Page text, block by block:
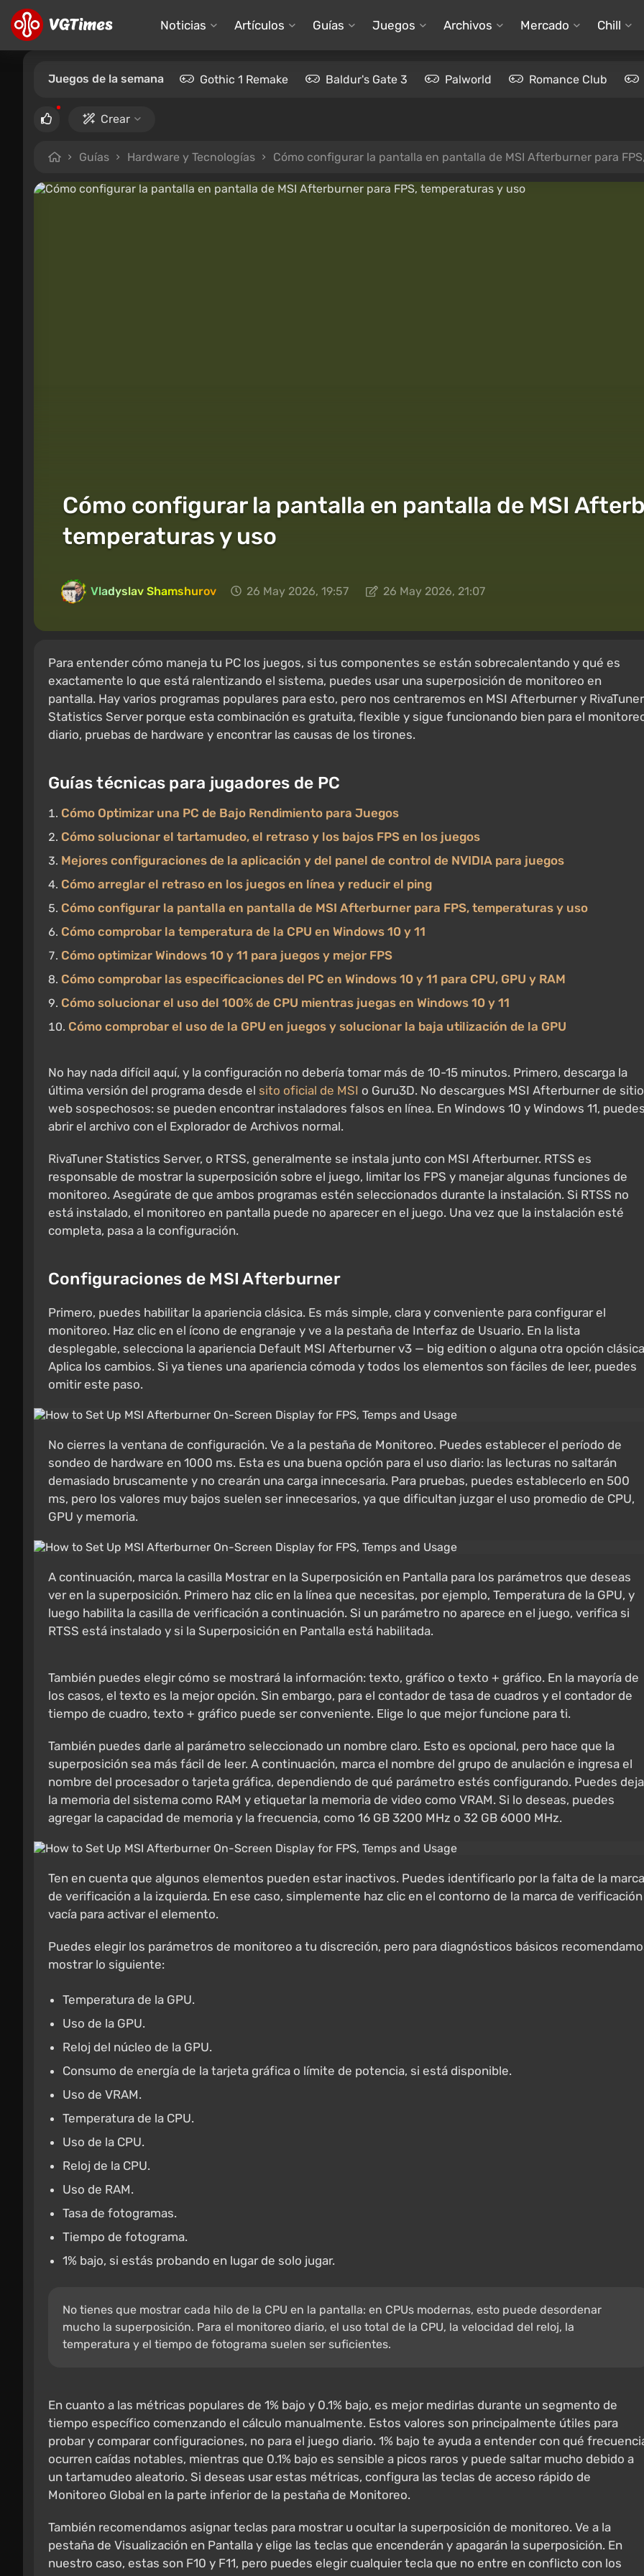
Noticias Artículos Guías Juegos Archivos Mercado Chill
Juegos de la semana Gothic 1 Remake Baldur's Gate 3 Palworld Romance Club
Crear
Guías Hardware y Tecnologías Cómo configurar la pantalla en pantalla de MSI Afterburner para
Cómo configurar la pantalla en pantalla de MSI
temperaturas y uso
Vladyslav Shamshurov 26 May 2026, 19:57 26 May 2026, 21:07
Para entender cómo maneja tu PC los juegos, si tus componentes se están sobrecalentando y qué es
exactamente lo que está ralentizando el sistema, puedes usar una superposición de monitoreo en
pantalla. Hay varios programas populares para esto, pero nos centraremos en MSI Afterburner y RivaTuner
Statistics Server porque esta combinación es gratuita, flexible y sigue funcionando bien para el
diario, pruebas de hardware y encontrar las causas de los tirones.
Guías técnicas para jugadores de PC
Cómo Optimizar una PC de Bajo Rendimiento para Juegos
Cómo solucionar el tartamudeo, el retraso y los bajos FPS en los juegos
Mejores configuraciones de la aplicación y del panel de control de NVIDIA para juegos
Cómo arreglar el retraso en los juegos en línea y reducir el ping
Cómo configurar la pantalla en pantalla de MSI Afterburner para FPS, temperaturas y uso
Cómo comprobar la temperatura de la CPU en Windows 10 y 11
Cómo optimizar Windows 10 y 11 para juegos y mejor FPS
Cómo comprobar las especificaciones del PC en Windows 10 y 11 para CPU, GPU y RAM
Cómo solucionar el uso del 100% de CPU mientras juegas en Windows 10 y 11
Cómo comprobar el uso de la GPU en juegos y solucionar la baja utilización de la GPU
No hay nada difícil aquí, y la configuración no debería tomar más de 10-15 minutos. Primero, descarga la
última versión del programa desde el sito oficial de MSI o Guru3D. No descargues MSI Afterburner de
web sospechosos: se pueden encontrar instaladores falsos en línea. En Windows 10 y Windows 11,
abrir el archivo con el Explorador de Archivos normal.
RivaTuner Statistics Server, o RTSS, generalmente se instala junto con MSI Afterburner. RTSS es
responsable de mostrar la superposición sobre el juego, limitar los FPS y manejar algunas funciones de
monitoreo. Asegúrate de que ambos programas estén seleccionados durante la instalación. Si RTSS no
está instalado, el monitoreo en pantalla puede no aparecer en el juego. Una vez que la instalación esté
completa, pasa a la configuración.
Configuraciones de MSI Afterburner
Primero, puedes habilitar la apariencia clásica. Es más simple, clara y conveniente para configurar el
monitoreo. Haz clic en el ícono de engranaje y ve a la pestaña de Interfaz de Usuario. En la lista
desplegable, selecciona la apariencia Default MSI Afterburner v3 — big edition o alguna otra opción
Aplica los cambios. Si ya tienes una apariencia cómoda y todos los elementos son fáciles de leer, puedes
omitir este paso.
No cierres la ventana de configuración. Ve a la pestaña de Monitoreo. Puedes establecer el período de
sondeo de hardware en 1000 ms. Esta es una buena opción para el uso diario: las lecturas no saltarán
demasiado bruscamente y no crearán una carga innecesaria. Para pruebas, puedes establecerlo en 500
ms, pero los valores muy bajos suelen ser innecesarios, ya que dificultan juzgar el uso promedio de CPU,
GPU y memoria.
A continuación, marca la casilla Mostrar en la Superposición en Pantalla para los parámetros que deseas
ver en la superposición. Primero haz clic en la línea que necesitas, por ejemplo, Temperatura de la GPU, y
luego habilita la casilla de verificación a continuación. Si un parámetro no aparece en el juego, verifica si
RTSS está instalado y si la Superposición en Pantalla está habilitada.
También puedes elegir cómo se mostrará la información: texto, gráfico o texto + gráfico. En la mayoría de
los casos, el texto es la mejor opción. Sin embargo, para el contador de tasa de cuadros y el contador de
tiempo de cuadro, texto + gráfico puede ser conveniente. Elige lo que mejor funcione para ti.
También puedes darle al parámetro seleccionado un nombre claro. Esto es opcional, pero hace que la
superposición sea más fácil de leer. A continuación, marca el nombre del grupo de anulación e ingresa el
nombre del procesador o tarjeta gráfica, dependiendo de qué parámetro estés configurando. Puedes
la memoria del sistema como RAM y etiquetar la memoria de video como VRAM. Si lo deseas, puedes
agregar la capacidad de memoria y la frecuencia, como 16 GB 3200 MHz o 32 GB 6000 MHz.
Ten en cuenta que algunos elementos pueden estar inactivos. Puedes identificarlo por la falta de la marca
de verificación a la izquierda. En ese caso, simplemente haz clic en el contorno de la marca de verificación
vacía para activar el elemento.
Puedes elegir los parámetros de monitoreo a tu discreción, pero para diagnósticos básicos
mostrar lo siguiente:
Temperatura de la GPU.
Uso de la GPU.
Reloj del núcleo de la GPU.
Consumo de energía de la tarjeta gráfica o límite de potencia, si está disponible.
Uso de VRAM.
Temperatura de la CPU.
Uso de la CPU.
Reloj de la CPU.
Uso de RAM.
Tasa de fotogramas.
Tiempo de fotograma.
1% bajo, si estás probando en lugar de solo jugar.
No tienes que mostrar cada hilo de la CPU en la pantalla: en CPUs modernas, esto puede desordenar
mucho la superposición. Para el monitoreo diario, el uso total de la CPU, la velocidad del reloj, la
temperatura y el tiempo de fotograma suelen ser suficientes.
En cuanto a las métricas populares de 1% bajo y 0.1% bajo, es mejor medirlas durante un segmento de
tiempo específico comenzando el cálculo manualmente. Estos valores son principalmente útiles para
probar y comparar configuraciones, no para el juego diario. 1% bajo te ayuda a entender con qué
ocurren caídas notables, mientras que 0.1% bajo es sensible a picos raros y puede saltar mucho debido a
un tartamudeo aleatorio. Si deseas usar estas métricas, configura las teclas de acceso rápido de
Monitoreo Global en la parte inferior de la pestaña de Monitoreo.
También recomendamos asignar teclas para mostrar u ocultar la superposición de monitoreo. Ve a la
pestaña de Visualización en Pantalla y elige las teclas que encenderán y apagarán la superposición. En
nuestro caso, estas son F10 y F11, pero puedes elegir cualquier tecla que no entre en conflicto con los